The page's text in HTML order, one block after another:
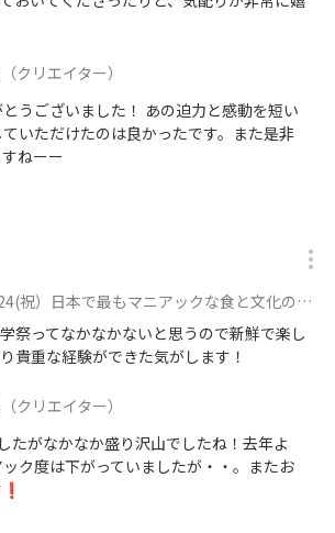
（クリエイター）
うございました！ あの迫力と感動を短い
いただけたのは良かったです。また是非
ねーー
）日本で最もマニアックな食と文化の博覧会「外語祭」をフルに楽しむに参加
祭ってなかなかないと思うので新鮮で楽し
貴重な経験ができた気がします！
（クリエイター）
たがなかなか盛り沢山でしたね！去年よ
ク度は下がっていましたが・・。またお